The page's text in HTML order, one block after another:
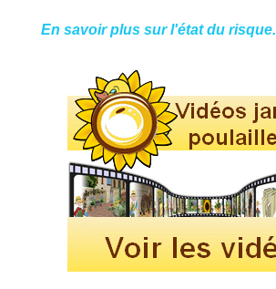
En savoir plus sur l'état du risque.